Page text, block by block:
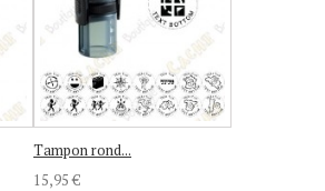
Tampon rond...
15,95 €